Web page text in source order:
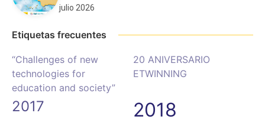
julio 2026
Etiquetas frecuentes
“Challenges of new
technologies for
education and society”
20 ANIVERSARIO
ETWINNING
2017
2018